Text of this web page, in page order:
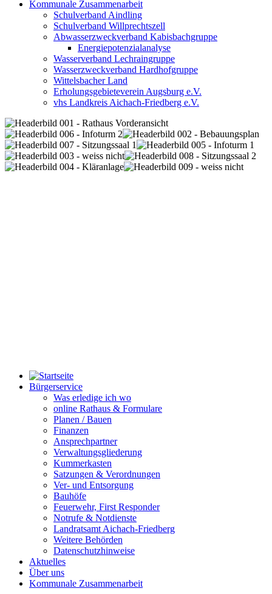
Kommunale Zusammenarbeit
Schulverband Aindling
Schulverband Willprechtszell
Abwasserzweckverband Kabisbachgruppe
Energiepotenzialanalyse
Wasserverband Lechraingruppe
Wasserzweckverband Hardhofgruppe
Wittelsbacher Land
Erholungsgebieteverein Augsburg e.V.
vhs Landkreis Aichach-Friedberg e.V.
Bürgerservice
Was erledige ich wo
online Rathaus & Formulare
Planen / Bauen
Finanzen
Ansprechpartner
Verwaltungsgliederung
Kummerkasten
Satzungen & Verordnungen
Ver- und Entsorgung
Bauhöfe
Feuerwehr, First Responder
Notrufe & Notdienste
Landratsamt Aichach-Friedberg
Weitere Behörden
Datenschutzhinweise
Aktuelles
Über uns
Kommunale Zusammenarbeit